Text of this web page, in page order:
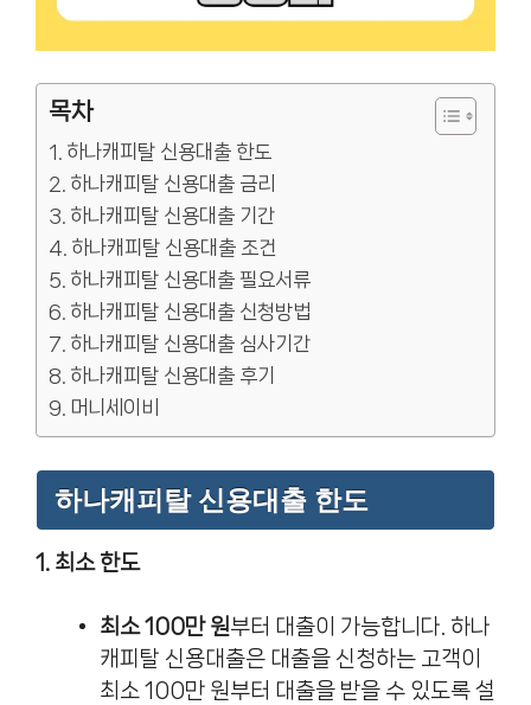
목차
하나캐피탈 신용대출 한도
하나캐피탈 신용대출 금리
하나캐피탈 신용대출 기간
하나캐피탈 신용대출 조건
하나캐피탈 신용대출 필요서류
하나캐피탈 신용대출 신청방법
하나캐피탈 신용대출 심사기간
하나캐피탈 신용대출 후기
머니세이비
하나캐피탈 신용대출 한도
1. 최소 한도
최소 100만 원부터 대출이 가능합니다. 하나
캐피탈 신용대출은 대출을 신청하는 고객이
최소 100만 원부터 대출을 받을 수 있도록 설